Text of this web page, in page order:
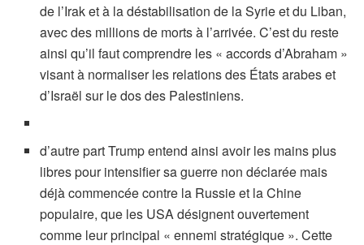
de l’Irak et à la déstabilisation de la Syrie et du Liban,
avec des millions de morts à l’arrivée. C’est du reste
ainsi qu’il faut comprendre les « accords d’Abraham »
visant à normaliser les relations des États arabes et
d’Israël sur le dos des Palestiniens.
d’autre part Trump entend ainsi avoir les mains plus
libres pour intensifier sa guerre non déclarée mais
déjà commencée contre la Russie et la Chine
populaire, que les USA désignent ouvertement
comme leur principal « ennemi stratégique ». Cette